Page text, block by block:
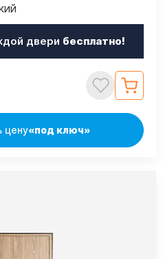
двери бесплатно!
цену«под ключ»